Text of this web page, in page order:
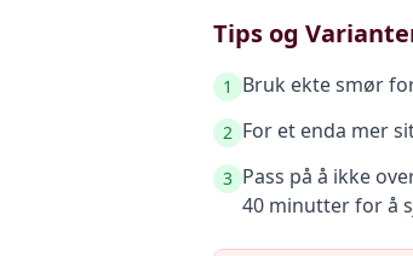
Tips og
1 Bruk ekte smør
2 For et enda mer
3 Pass på å ikke
40 minutter for å